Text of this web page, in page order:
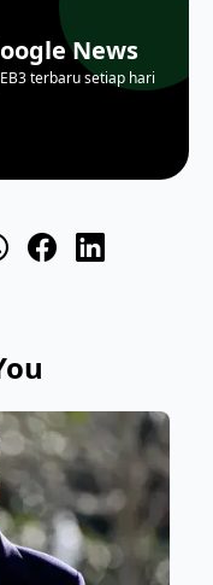
News
terbaru setiap hari